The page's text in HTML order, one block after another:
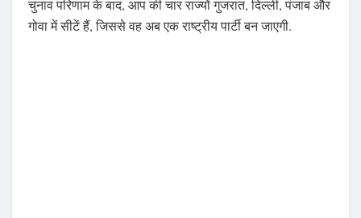
चुनाव परिणाम के बाद, आप की चार राज्यों गुजरात, दिल्ली, पंजाब और
गोवा में सीटें हैं, जिससे वह अब एक राष्ट्रीय पार्टी बन जाएगी.